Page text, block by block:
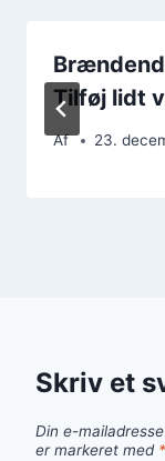
Tilføj lidt
Af 23.
Skriv et
Din e-
er markeret med *